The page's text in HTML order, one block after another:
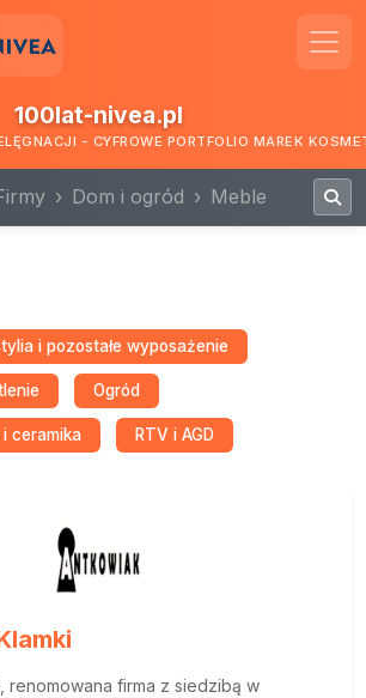
100lat-nivea.pl
- CYFROWE PORTFOLIO MAREK
Dom i ogród Meble
i pozostałe wyposażenie
Ogród
i ceramika RTV i AGD
renomowana firma z siedzibą w